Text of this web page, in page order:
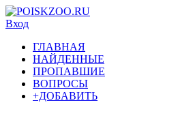
Вход
ГЛАВНАЯ
НАЙДЕННЫЕ
ПРОПАВШИЕ
ВОПРОСЫ
+ДОБАВИТЬ